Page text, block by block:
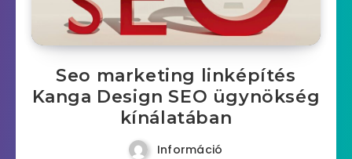
Seo marketing linképítés
Kanga Design SEO ügynökség
kínálatában
Információ